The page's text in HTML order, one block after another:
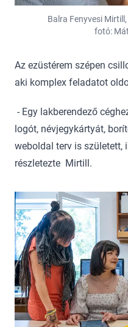
Balra Fenyvesi
fotó:
Az ezüstérem szépen
aki komplex feladatot
- Egy lakberendező
logót, névjegykártyát,
weboldal terv is született,
részletezte Mirtill.